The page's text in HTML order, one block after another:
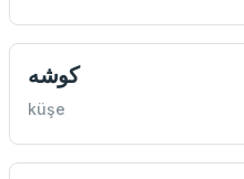
كوشه
küşe